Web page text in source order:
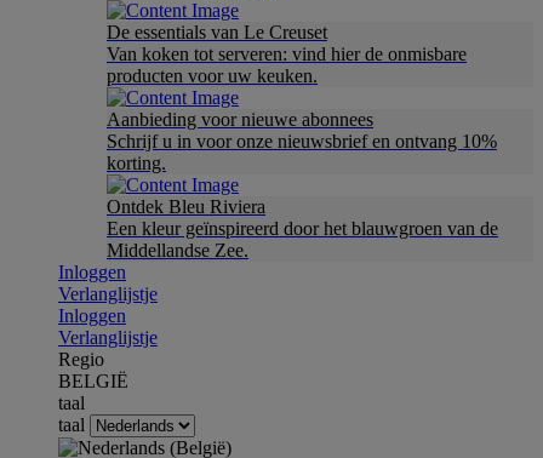
De essentials van Le Creuset
Van koken tot serveren: vind hier de onmisbare
producten voor uw keuken.
Aanbieding voor nieuwe abonnees
Schrijf u in voor onze nieuwsbrief en ontvang 10%
korting.
Ontdek Bleu Riviera
Een kleur geïnspireerd door het blauwgroen van de
Middellandse Zee.
Inloggen
Verlanglijstje
Inloggen
Verlanglijstje
Regio
BELGIË
taal
taal